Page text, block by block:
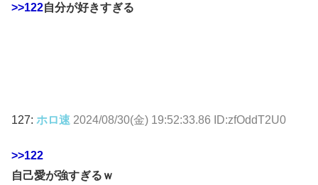
>>122自分が好きすぎる
127: ホロ速 2024/08/30(金) 19:52:33.86 ID:zfOddT2U0
>>122
自己愛が強すぎるｗ